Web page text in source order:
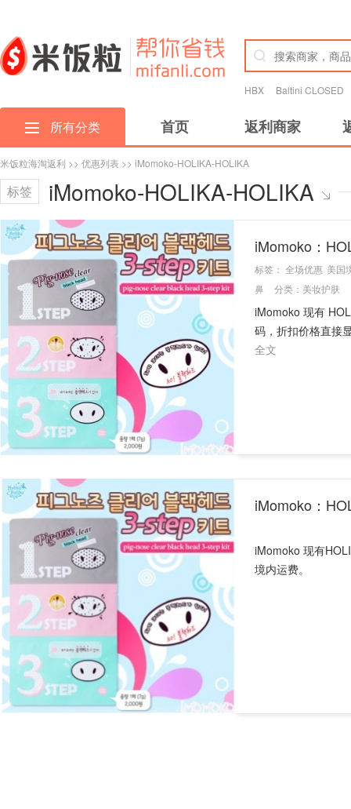
HBX Baltini CLOSED
所有分类 首页 返利商家
米饭粒海淘返利 >> 优惠列表 >> iMomoko-HOLIKA-HOLIKA
标签 iMomoko-HOLIKA-HOLIKA
iMomoko：
标签： 全场优惠 美国
鼻
分类： 美妆护肤
iMomoko 现有
码，折扣价格直接
全文
iMomoko：
iMomoko 现有
境内运费。